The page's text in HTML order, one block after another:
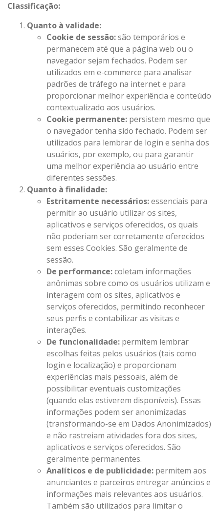
Classificação:
Quanto à validade:
Cookie de sessão:são temporários e
permanecem até que a página web ou o
navegador sejam fechados. Podem ser
utilizados em e-commerce para analisar
padrões de tráfego na internet e para
proporcionar melhor experiência e conteúdo
contextualizado aos usuários.
Cookie permanente: persistem mesmo que
o navegador tenha sido fechado. Podem ser
utilizados para lembrar de login e senha dos
usuários, por exemplo, ou para garantir
uma melhor experiência ao usuário entre
diferentes sessões.
Quanto à finalidade:
Estritamente necessários:essenciais para
permitir ao usuário utilizar os sites,
aplicativos e serviços oferecidos, os quais
não poderiam ser corretamente oferecidos
sem esses Cookies. São geralmente de
sessão.
De performance:coletam informações
anônimas sobre como os usuários utilizam e
interagem com os sites, aplicativos e
serviços oferecidos, permitindo reconhecer
seus perfis e contabilizar as visitas e
interações.
De funcionalidade: permitem lembrar
escolhas feitas pelos usuários (tais como
login e localização) e proporcionam
experiências mais pessoais, além de
possibilitar eventuais customizações
(quando elas estiverem disponíveis). Essas
informações podem ser anonimizadas
(transformando-se em Dados Anonimizados)
e não rastreiam atividades fora dos sites,
aplicativos e serviços oferecidos. São
geralmente permanentes.
Analíticos e de publicidade: permitem aos
anunciantes e parceiros entregar anúncios e
informações mais relevantes aos usuários.
Também são utilizados para limitar o